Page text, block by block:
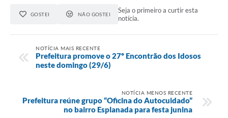
GOSTEI NÃO GOSTEI
Seja o primeiro a curtir esta
notícia.
NOTÍCIA MAIS RECENTE
Prefeitura promove o 27º Encontrão dos Idosos
neste domingo (29/6)
NOTÍCIA MENOS RECENTE
Prefeitura reúne grupo “Oficina do Autocuidado”
no bairro Esplanada para festa junina